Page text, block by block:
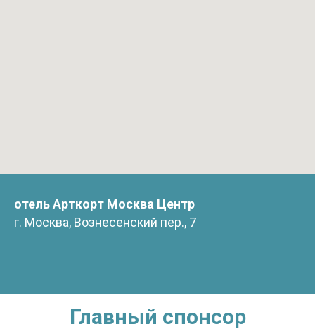
отель Арткорт Москва Центр
г. Москва, Вознесенский пер., 7
Главный спонсор